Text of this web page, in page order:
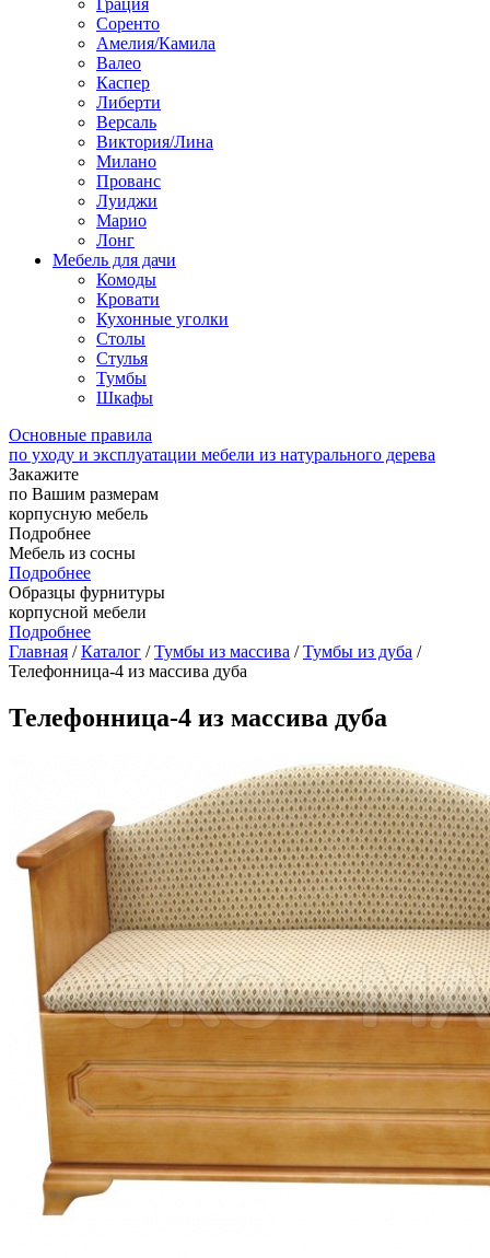
Грация
Соренто
Амелия/Камила
Валео
Каспер
Либерти
Версаль
Виктория/Лина
Милано
Прованс
Луиджи
Марио
Лонг
Мебель для дачи
Комоды
Кровати
Кухонные уголки
Столы
Стулья
Тумбы
Шкафы
Основные правила
по уходу и эксплуатации мебели из натурального дерева
Закажите
по Вашим размерам
корпусную мебель
Подробнее
Мебель из сосны
Подробнее
Образцы фурнитуры
корпусной мебели
Подробнее
Главная /Каталог /Тумбы из массива /Тумбы из дуба /
Телефонница-4 из массива дуба
Телефонница-4 из массива дуба